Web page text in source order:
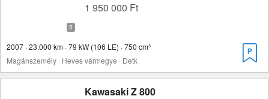
1 950 000 Ft
2007 · 23.000 km · 79 kW (106 LE) · 750 cm³
Magánszemély · Heves vármegye · Detk
Kawasaki Z 800